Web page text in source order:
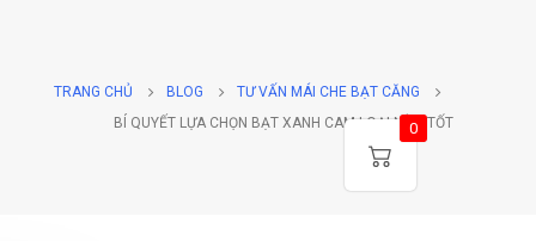
TRANG CHỦ BLOG
TƯ VẤN MÁI CHE BẠT CĂNG
BÍ QUYẾT LỰA CHỌN BẠT XANH CAM LOẠI NÀO TỐT
0